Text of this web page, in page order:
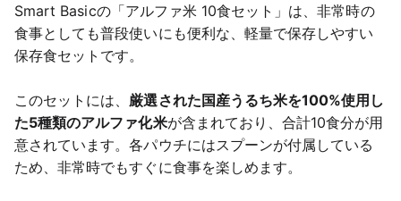
Smart Basicの「アルファ米 10食セット」は、非常時の
食事としても普段使いにも便利な、軽量で保存しやすい
保存食セットです。
このセットには、 厳選された国産うるち米を100%使用し
た5種類のアルファ化米が含まれており、合計10食分が用
意されています。各パウチにはスプーンが付属している
ため、非常時でもすぐに食事を楽しめます。